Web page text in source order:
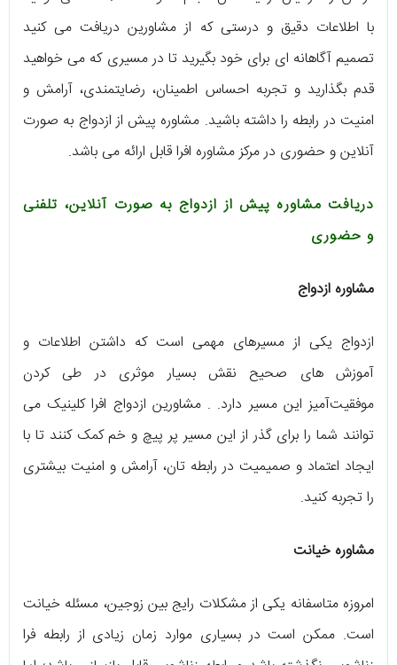
با اطلاعات دقیق و درستی که از مشاورین دریافت می کنید
تصمیم آگاهانه ای برای خود بگیرید تا در مسیری که می خواهید
قدم بگذارید و تجربه احساس اطمینان، رضایتمندی، آرامش و
امنیت در رابطه را داشته باشید. مشاوره پیش از ازدواج به صورت
آنلاین و حضوری در مرکز مشاوره افرا قابل ارائه می باشد.
دریافت مشاوره پیش از ازدواج به صورت آنلاین، تلفنی
و حضوری
مشاوره ازدواج
ازدواج یکی از مسیرهای مهمی است که داشتن اطلاعات و
آموزش های صحیح نقش بسیار موثری در طی کردن
موفقیت‌آمیز این مسیر دارد. . مشاورین ازدواج افرا کلینیک می
توانند شما را برای گذر از این مسیر پر پیچ و خم کمک کنند تا با
ایجاد اعتماد و صمیمیت در رابطه تان، آرامش و امنیت بیشتری
را تجربه کنید.
مشاوره خیانت
امروزه متاسفانه یکی از مشکلات رایج بین زوجین، مسئله خیانت
است. ممکن است در بسیاری موارد زمان زیادی از رابطه فرا